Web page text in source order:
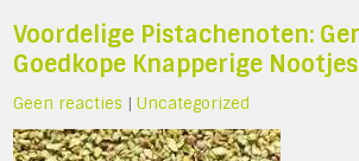
Voordelige Pistachenoten:
Goedkope Knapperige
Geen reacties |Uncategorized